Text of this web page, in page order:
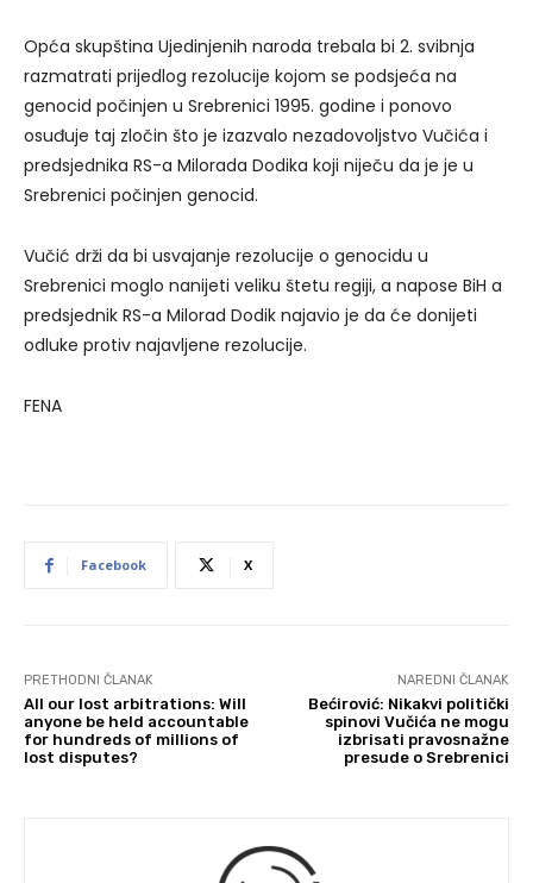
Opća skupština Ujedinjenih naroda trebala bi 2. svibnja
razmatrati prijedlog rezolucije kojom se podsjeća na
genocid počinjen u Srebrenici 1995. godine i ponovo
osuđuje taj zločin što je izazvalo nezadovoljstvo Vučića i
predsjednika RS-a Milorada Dodika koji niječu da je je u
Srebrenici počinjen genocid.
Vučić drži da bi usvajanje rezolucije o genocidu u
Srebrenici moglo nanijeti veliku štetu regiji, a napose BiH a
predsjednik RS-a Milorad Dodik najavio je da će donijeti
odluke protiv najavljene rezolucije.
FENA
Facebook X
PRETHODNI ČLANAK
All our lost arbitrations: Will
anyone be held accountable
for hundreds of millions of
lost disputes?
NAREDNI ČLANAK
Bećirović: Nikakvi politički
spinovi Vučića ne mogu
izbrisati pravosnažne
presude o Srebrenici